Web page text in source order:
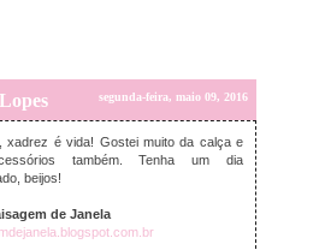
segunda-feira, maio 09, 2016
xadrez é vida! Gostei muito da calça e
também. Tenha um dia
beijos!
de Janela